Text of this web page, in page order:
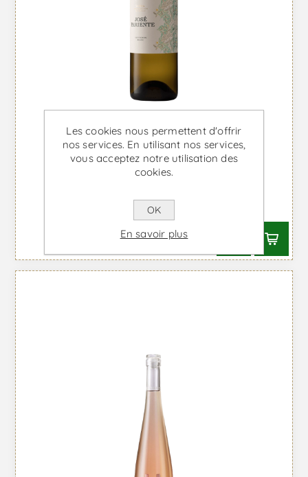
José Pariente Sauvignon Blanc
À partir de €32,69 TTC
Les cookies nous permettent d'offrir
nos services. En utilisant nos services,
vous acceptez notre utilisation des
cookies.
OK
En savoir plus